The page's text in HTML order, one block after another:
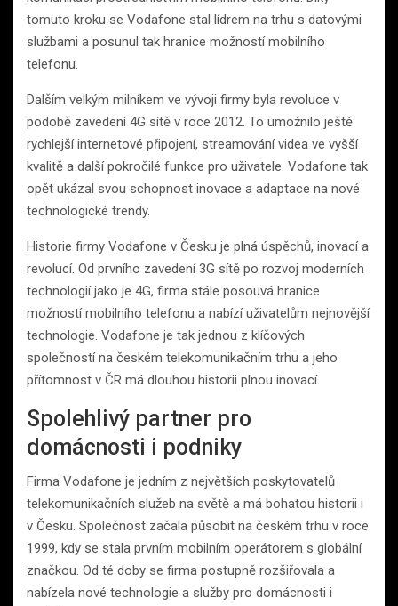
tomuto kroku se Vodafone stal lídrem na trhu s datovými
službami a posunul tak hranice možností mobilního
telefonu.
Dalším velkým milníkem ve vývoji firmy byla revoluce v
podobě zavedení 4G sítě v roce 2012. To umožnilo ještě
rychlejší internetové připojení, streamování videa ve vyšší
kvalitě a další pokročilé funkce pro uživatele. Vodafone tak
opět ukázal svou schopnost inovace a adaptace na nové
technologické trendy.
Historie firmy Vodafone v Česku je plná úspěchů, inovací a
revolucí. Od prvního zavedení 3G sítě po rozvoj moderních
technologií jako je 4G, firma stále posouvá hranice
možností mobilního telefonu a nabízí uživatelům nejnovější
technologie. Vodafone je tak jednou z klíčových
společností na českém telekomunikačním trhu a jeho
přítomnost v ČR má dlouhou historii plnou inovací.
Spolehlivý partner pro
domácnosti i podniky
Firma Vodafone je jedním z největších poskytovatelů
telekomunikačních služeb na světě a má bohatou historii i
v Česku. Společnost začala působit na českém trhu v roce
1999, kdy se stala prvním mobilním operátorem s globální
značkou. Od té doby se firma postupně rozšiřovala a
nabízela nové technologie a služby pro domácnosti i